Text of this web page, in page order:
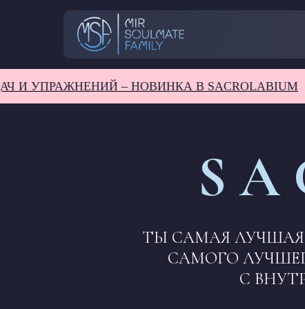
– НОВИНКА В SACROLABIUM
S A
ТЫ САМАЯ
САМОГО
С